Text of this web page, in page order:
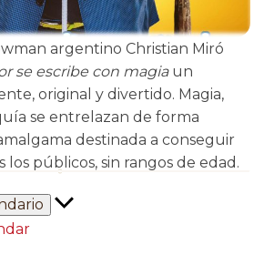
argentino Christian Miró
se escribe con magiaun
original y divertido. Magia,
se entrelazan de forma
destinada a conseguir
públicos, sin rangos de edad.